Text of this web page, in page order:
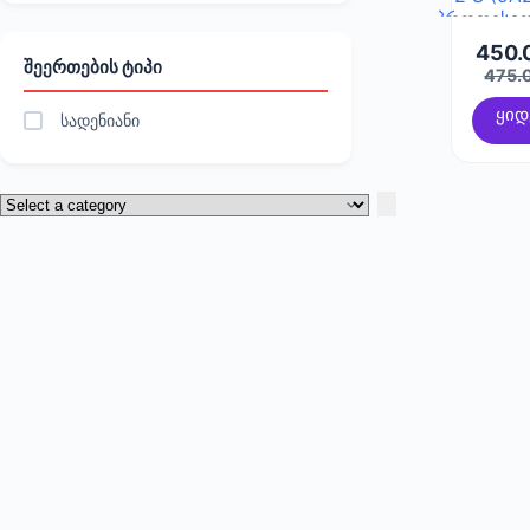
ᲨᲔᲔᲠᲗᲔᲑᲘᲡ ᲢᲘᲞᲘ
სადენიანი
Select
a